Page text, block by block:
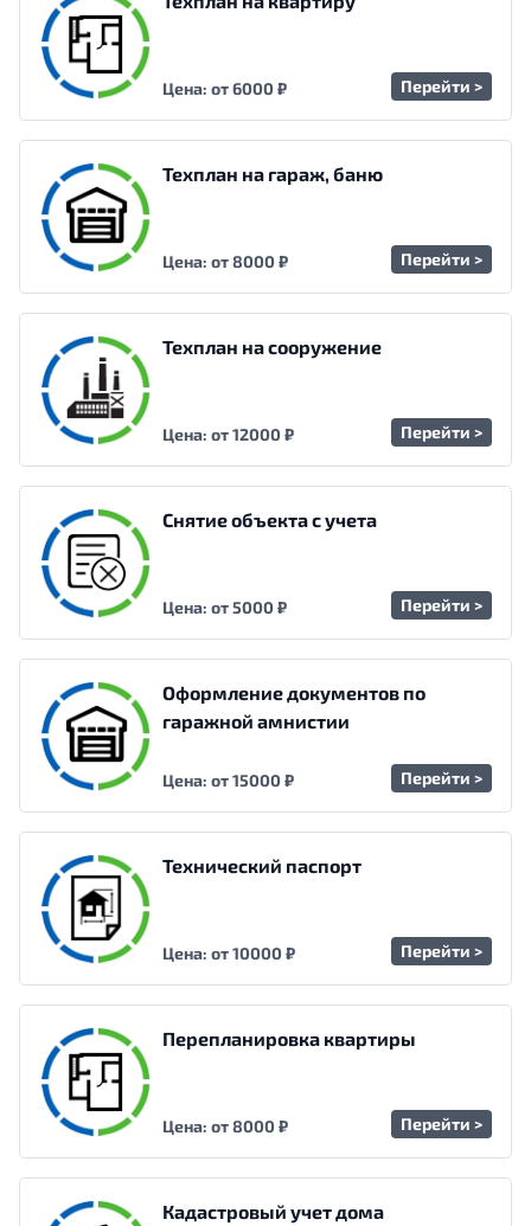
Цена: от 6000 ₽ Перейти >
Техплан на гараж, баню
Цена: от 8000 ₽ Перейти >
Техплан на сооружение
Цена: от 12000 ₽ Перейти >
Снятие объекта с учета
Цена: от 5000 ₽ Перейти >
Оформление документов по
гаражной амнистии
Цена: от 15000 ₽ Перейти >
Технический паспорт
Цена: от 10000 ₽ Перейти >
Перепланировка квартиры
Цена: от 8000 ₽ Перейти >
Кадастровый учет дома